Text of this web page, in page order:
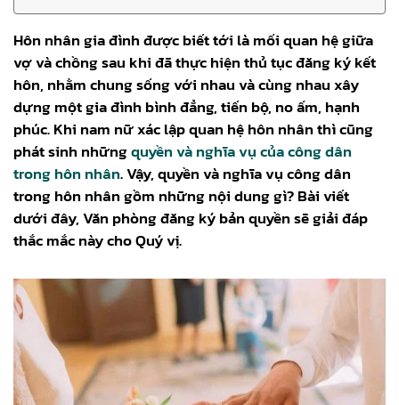
Hôn nhân gia đình được biết tới là mối quan hệ giữa
vợ và chồng sau khi đã thực hiện thủ tục đăng ký kết
hôn, nhằm chung sống với nhau và cùng nhau xây
dựng một gia đình bình đẳng, tiến bộ, no ấm, hạnh
phúc. Khi nam nữ xác lập quan hệ hôn nhân thì cũng
phát sinh nhữngquyền và nghĩa vụ của công dân
trong hôn nhân. Vậy, quyền và nghĩa vụ công dân
trong hôn nhân gồm những nội dung gì? Bài viết
dưới đây, Văn phòng đăng ký bản quyền sẽ giải đáp
thắc mắc này cho Quý vị.